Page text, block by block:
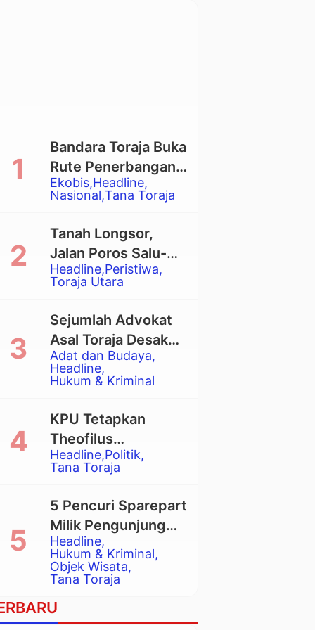
Ekobis Headline
Nasional Tana Toraja
Bandara Toraja Buka
Rute Penerbangan
Langsung Toraja-
Balikpapan
Headline Peristiwa
Toraja Utara
Tanah Longsor,
Jalan Poros Salu-
Dende’ Tertutup
Total
Adat dan Budaya
Headline
Hukum & Kriminal
Sejumlah Advokat
Asal Toraja Desak
Mahkamah Agung
Larang Penggunaan
Eksekusi Rumah
Adat Tongkonan
Headline Politik
Tana Toraja
KPU Tetapkan
Theofilus
Allorerung dan
Zadrak Tombe
sebagai Bupati dan
Wakil Bupati Tana
Toraja Terpilih
Headline
Hukum & Kriminal
Objek Wisata
Tana Toraja
5 Pencuri Sparepart
Milik Pengunjung
Objek Wisata
Pango-Pango
Ditangkap Polisi